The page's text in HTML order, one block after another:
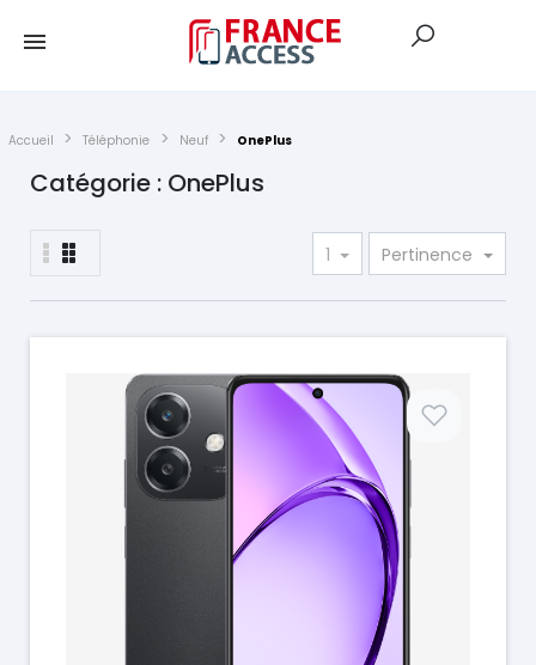
Accueil Téléphonie Neuf OnePlus
Catégorie : OnePlus
1 Pertinence